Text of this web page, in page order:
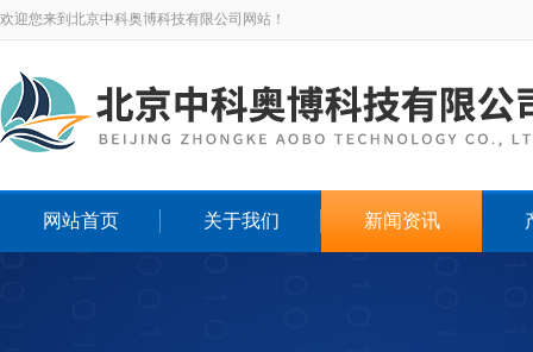
欢迎您来到北京中科奥博科技有限公司网站！
网站首页 关于我们 新闻资讯